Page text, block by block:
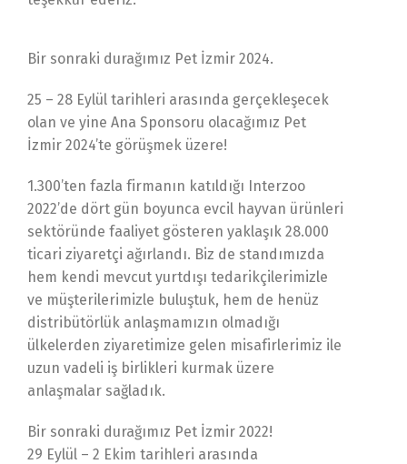
Bir sonraki durağımız Pet İzmir 2024.
25 – 28 Eylül tarihleri arasında gerçekleşecek
olan ve yine Ana Sponsoru olacağımız Pet
İzmir 2024’te görüşmek üzere!
1.300’ten fazla firmanın katıldığı Interzoo
2022’de dört gün boyunca evcil hayvan ürünleri
sektöründe faaliyet gösteren yaklaşık 28.000
ticari ziyaretçi ağırlandı. Biz de standımızda
hem kendi mevcut yurtdışı tedarikçilerimizle
ve müşterilerimizle buluştuk, hem de henüz
distribütörlük anlaşmamızın olmadığı
ülkelerden ziyaretimize gelen misafirlerimiz ile
uzun vadeli iş birlikleri kurmak üzere
anlaşmalar sağladık.
Bir sonraki durağımız Pet İzmir 2022!
29 Eylül – 2 Ekim tarihleri arasında